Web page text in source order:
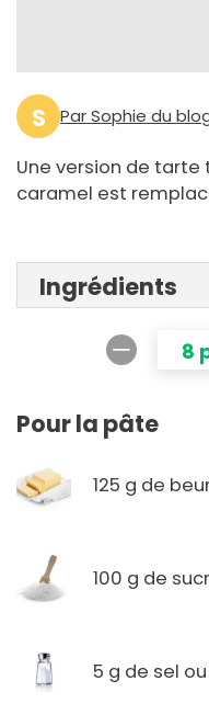
S Par Sophie du
Une version de
caramel est
Ingrédients
8
Pour la pâte
125 g de
100 g de
5 g de sel